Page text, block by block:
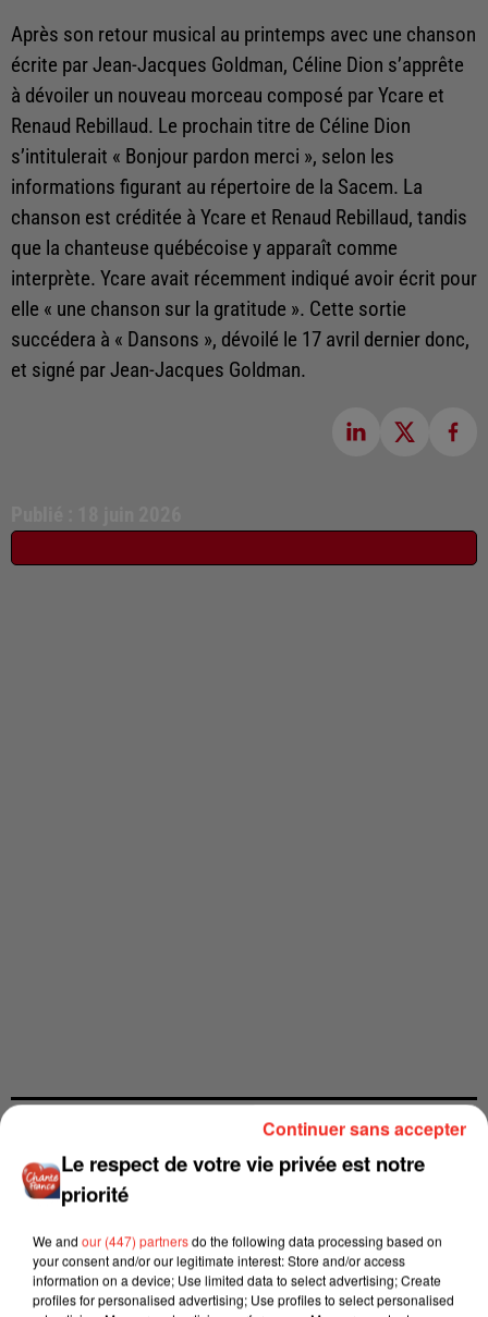
Après son retour musical au printemps avec une chanson
écrite par Jean-Jacques Goldman, Céline Dion s’apprête
à dévoiler un nouveau morceau composé par Ycare et
Renaud Rebillaud. Le prochain titre de Céline Dion
s’intitulerait « Bonjour pardon merci », selon les
informations figurant au répertoire de la Sacem. La
chanson est créditée à Ycare et Renaud Rebillaud, tandis
que la chanteuse québécoise y apparaît comme
interprète. Ycare avait récemment indiqué avoir écrit pour
elle « une chanson sur la gratitude ». Cette sortie
succédera à « Dansons », dévoilé le 17 avril dernier donc,
et signé par Jean-Jacques Goldman.
Le respect de votre vie privée est notre
priorité
We and our (447) partnersdo the following data processing based on
your consent and/or our legitimate interest: Store and/or access
information on a device; Use limited data to select advertising; Create
profiles for personalised advertising; Use profiles to select personalised
Continuer sans accepter